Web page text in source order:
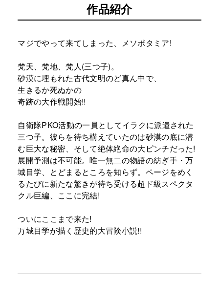
作品紹介
マジでやって来てしまった、メソポタミア!
梵天、梵地、梵人(三つ子)。
砂漠に埋もれた古代文明のど真ん中で、
生きるか死ぬかの
奇跡の大作戦開始!!
自衛隊PKO活動の一員としてイラクに派遣された
三つ子。彼らを待ち構えていたのは砂漠の底に潜
む巨大な秘密、そして絶体絶命の大ピンチだった!
展開予測は不可能。唯一無二の物語の紡ぎ手・万
城目学、とどまるところを知らず。ページをめく
るたびに新たな驚きが待ち受ける超ド級スペクタ
クル巨編、ここに完結!
ついにここまで来た!
万城目学が描く歴史的大冒険小説!!